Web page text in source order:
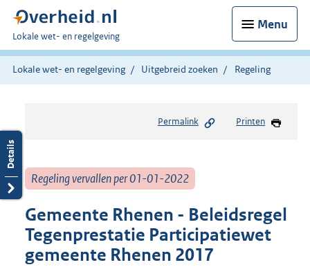
Menu
U
bent
hier:
Lokale wet- en regelgeving
Lokale wet- en regelgeving Uitgebreid zoeken Regeling
Permalink Printen
Regeling vervallen per 01-01-2022
Gemeente Rhenen - Beleidsregel
Tegenprestatie Participatiewet
gemeente Rhenen 2017